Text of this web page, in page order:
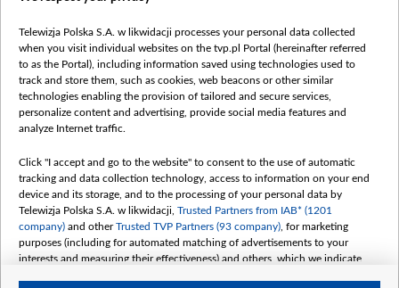
Бяспека
Youtube
Белсат news
Белсат Shorts
Жэстачайшы мульт
Belsat English
Biełsat PL
Белсат Now
Белсат History
Telewizja Polska S.A. w likwidacji processes your personal data collected
when you visit individual websites on the tvp.pl Portal (hereinafter referred
to as the Portal), including information saved using technologies used to
track and store them, such as cookies, web beacons or other similar
technologies enabling the provision of tailored and secure services,
personalize content and advertising, provide social media features and
analyze Internet traffic.
Click "I accept and go to the website" to consent to the use of automatic
tracking and data collection technology, access to information on your end
device and its storage, and to the processing of your personal data by
Telewizja Polska S.A. w likwidacji, Trusted Partners from IAB* (1201
company) and otherTrusted TVP Partners (93 company) , for marketing
purposes (including for automated matching of advertisements to your
interests and measuring their effectiveness) and others, which we indicate